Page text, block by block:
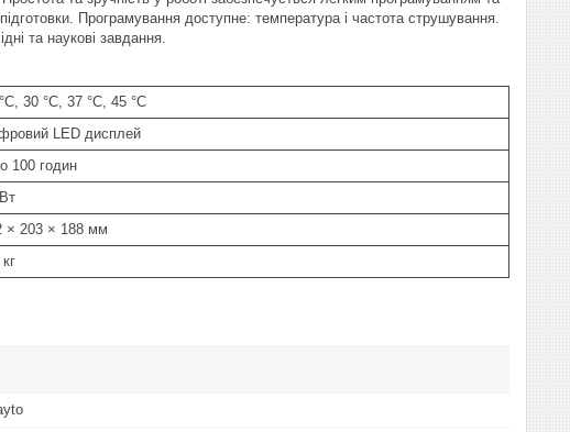
Програмування доступне: температура і частота струшування.
та наукові завдання.
30 °С, 37 °С, 45 °С
LED дисплей
100 годин
× 203 × 188 мм